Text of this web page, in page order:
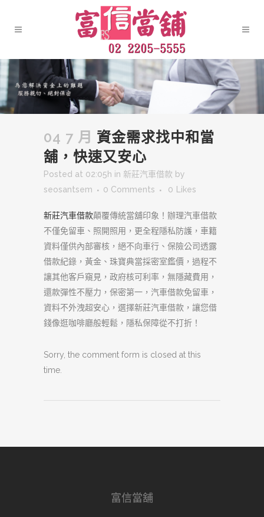
04 7 月 資金需求找中和當
舖，快速又安心
Posted at 02:05h in 新莊汽車借款 by
seosantsem
0 Comments 0 Likes
新莊汽車借款顛覆傳統當舖印象！辦理汽車借款
不僅免留車、照開照用，更全程隱私防護，車籍
資料僅供內部審核，絕不向車行、保險公司透露
借款紀錄，黃金、珠寶典當採密室鑑價，過程不
讓其他客戶窺見，政府核可利率，無隱藏費用，
還款彈性不壓力，保密第一，汽車借款免留車，
資料不外洩超安心，選擇新莊汽車借款，讓您借
錢像逛咖啡廳般輕鬆，隱私保障從不打折！
Sorry, the comment form is closed at this
time.
富信當舖